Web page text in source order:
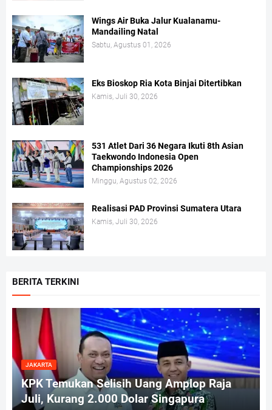
Wings Air Buka Jalur Kualanamu-
Mandailing Natal
Sabtu, Agustus 01, 2026
Eks Bioskop Ria Kota Binjai Ditertibkan
Kamis, Juli 30, 2026
531 Atlet Dari 36 Negara Ikuti 8th Asian
Taekwondo Indonesia Open
Championships 2026
Minggu, Agustus 02, 2026
Realisasi PAD Provinsi Sumatera Utara
Kamis, Juli 30, 2026
BERITA TERKINI
JAKARTA
KPK Temukan Selisih Uang Amplop Raja
Juli, Kurang 2.000 Dolar Singapura